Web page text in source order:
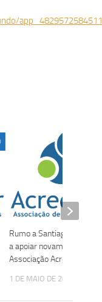
Rumo a Santiago 2017 –
a apoiar novamente a
Associação Acreditar
1 DE MAIO DE 2017